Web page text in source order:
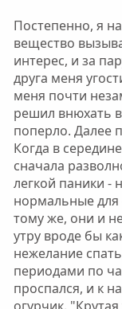
Постепенно, я
вещество
интерес, и за
друга меня
меня почти
решил внюхать
поперло. Далее
Когда в
сначала
легкой паники -
нормальные для
тому же, они и
утру вроде бы
нежелание
периодами по
проспался, и к